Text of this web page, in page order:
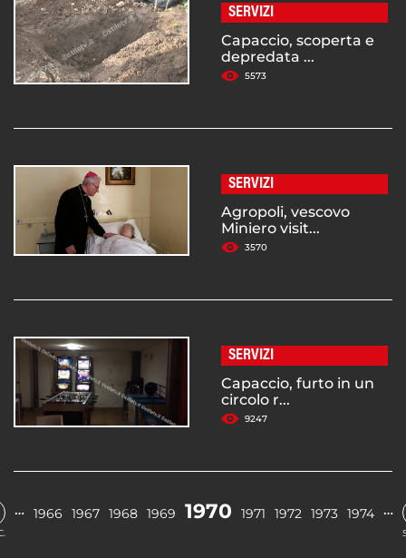
SERVIZI
Capaccio, scoperta e
depredata ...
5573
SERVIZI
Agropoli, vescovo
Miniero visit...
3570
SERVIZI
Capaccio, furto in un
circolo r...
9247
… 1966 1967 1968 1969 1970 1971 1972 1973 1974 …